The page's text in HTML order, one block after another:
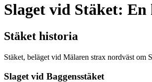
Slaget vid Stäket:
Stäket historia
Stäket, beläget vid Mälaren strax nordväst om
Slaget vid Baggensstäket